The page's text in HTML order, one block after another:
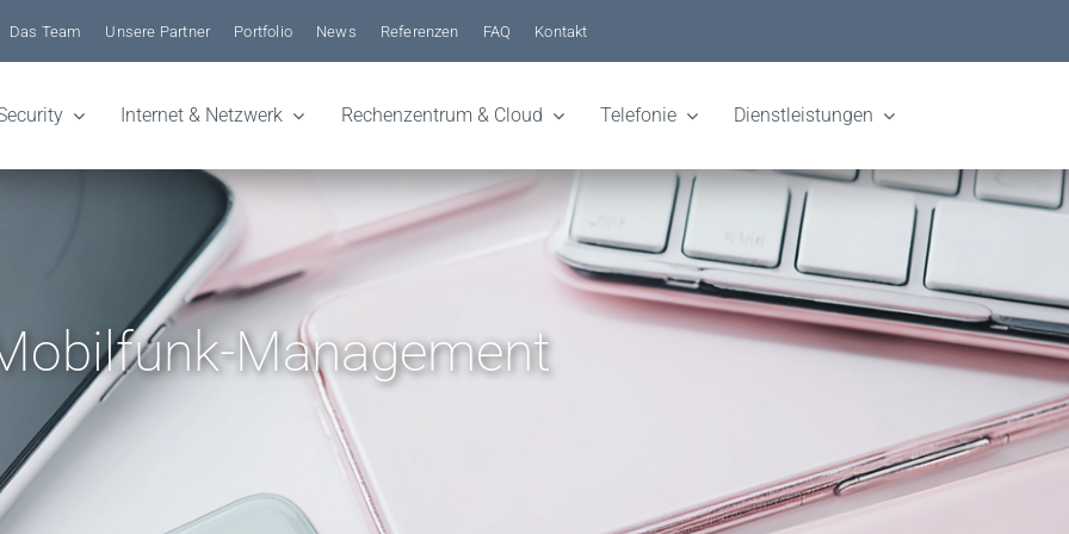
Das Team Unsere Partner Portfolio News Referenzen FAQ Kontakt
Internet & Netzwerk Rechenzentrum & Cloud Telefonie Dienstleistungen
Management